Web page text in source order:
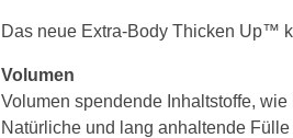
Das neue Extra-Body Thicken Up™
Volumen
Volumen spendende Inhaltstoffe,
Natürliche und lang anhaltende